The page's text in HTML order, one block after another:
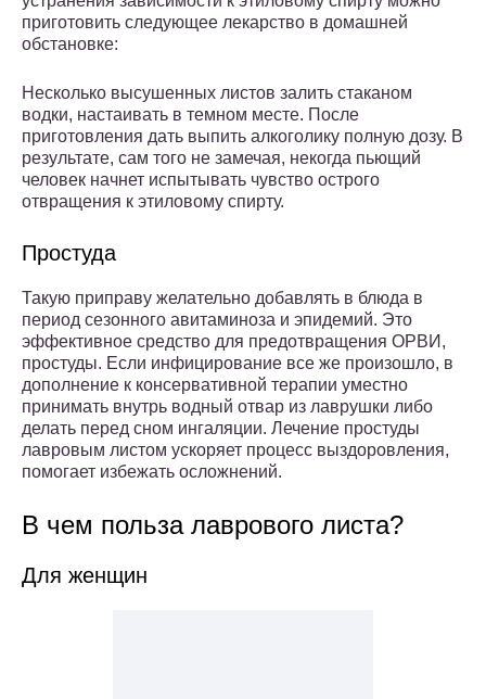
приготовить следующее лекарство в домашней
обстановке:
Несколько высушенных листов залить стаканом
водки, настаивать в темном месте. После
приготовления дать выпить алкоголику полную дозу. В
результате, сам того не замечая, некогда пьющий
человек начнет испытывать чувство острого
отвращения к этиловому спирту.
Простуда
Такую приправу желательно добавлять в блюда в
период сезонного авитаминоза и эпидемий. Это
эффективное средство для предотвращения ОРВИ,
простуды. Если инфицирование все же произошло, в
дополнение к консервативной терапии уместно
принимать внутрь водный отвар из лаврушки либо
делать перед сном ингаляции. Лечение простуды
лавровым листом ускоряет процесс выздоровления,
помогает избежать осложнений.
В чем польза лаврового листа?
Для женщин